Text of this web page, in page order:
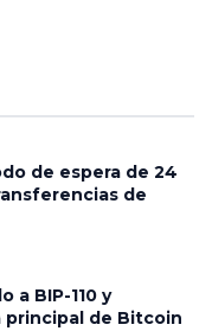
de espera de 24
de
a BIP-110 y
principal de Bitcoin